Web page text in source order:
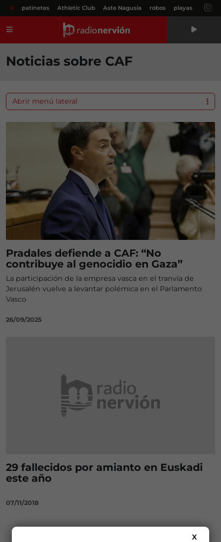
# patinetes Athletic Club Aste Nagusia robos playas
Noticias sobre CAF
Pradales defiende a CAF: “No
contribuye al genocidio en Gaza”
La participación de la empresa vasca en el tranvía de
Jerusalén vuelve a levantar polémica en el Parlamento
Vasco
26/09/2025
29 fallecidos por amianto en Euskadi
este año
07/11/2018
Abrir menú lateral
X